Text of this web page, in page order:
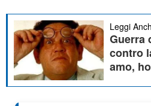
Leggi
Guerra
contro
amo,